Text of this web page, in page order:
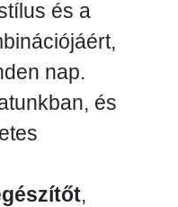
és a
nap.
és
,